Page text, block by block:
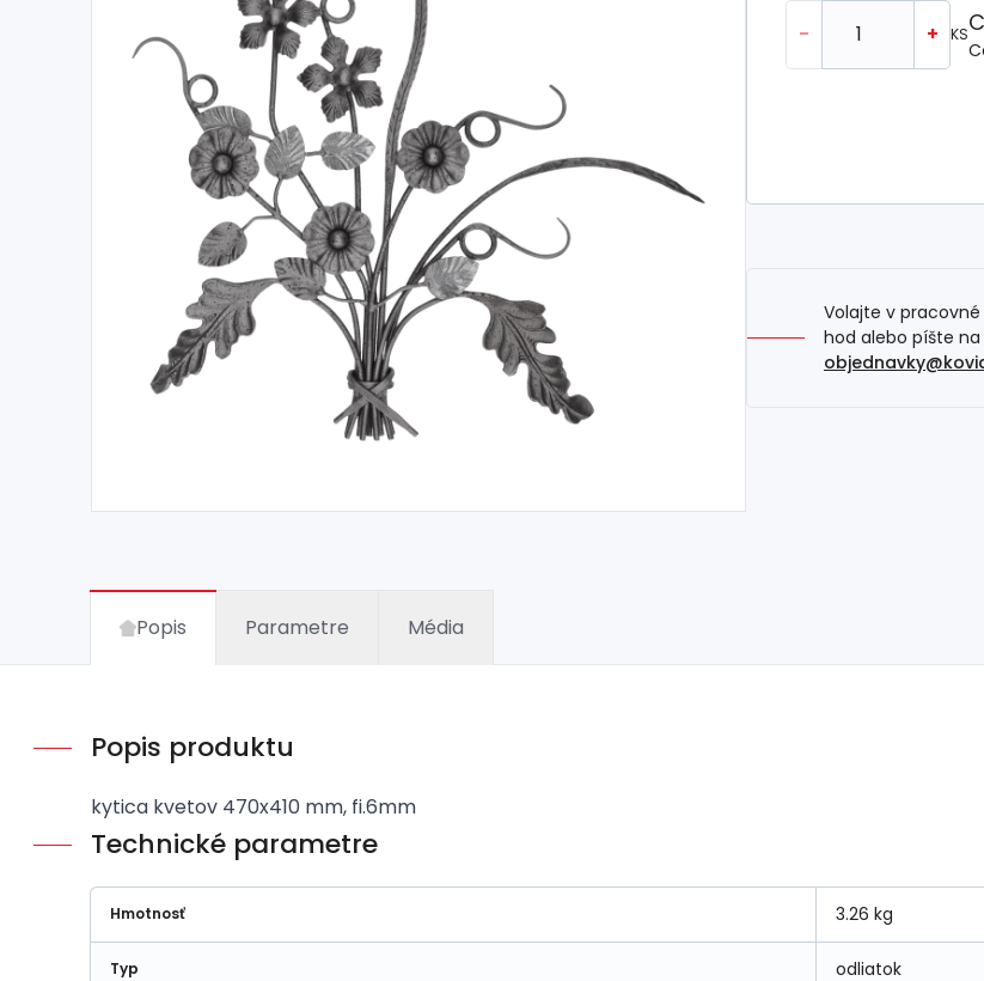
- + KS
Volajte v pracovné
hod alebo píšte na
Popis Parametre Média
Popis produktu
kytica kvetov 470x410 mm, fi.6mm
Technické parametre
Hmotnosť 3.26 kg
Typ odliatok